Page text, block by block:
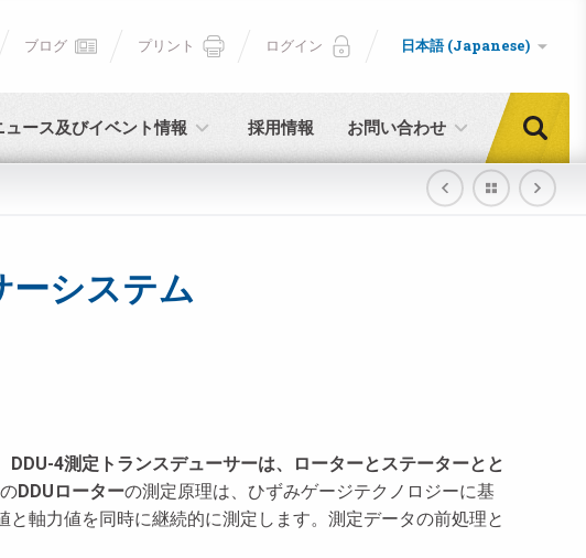
ュース及びイベント情報 採用情報 お問い合わせ
ブログ プリント ログイン 日本語 (Japanese)
ーシステム
DDU-4測定トランスデューサーは、ローターとステーターとと
DDUローターの測定原理は、ひずみゲージテクノロジーに基
軸力値を同時に継続的に測定します。測定データの前処理と
をクリック